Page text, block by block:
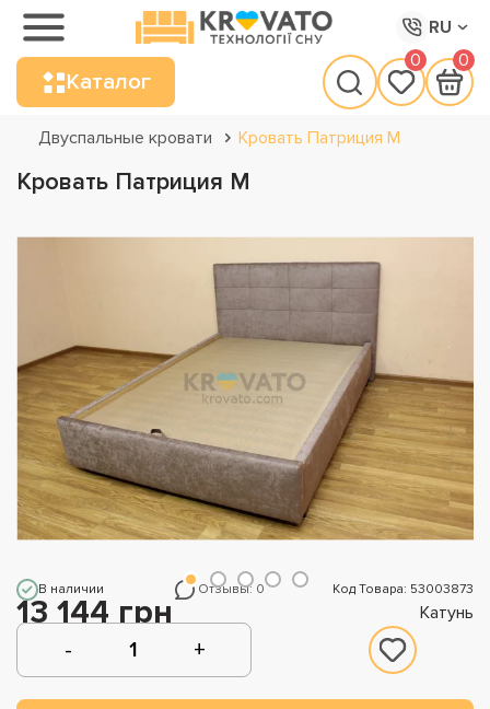
RU
Каталог
0 0
Двуспальные кровати Кровать Патриция М
Кровать Патриция М
В наличии Отзывы: 0 Код Товара: 53003873
13 144 грн Катунь